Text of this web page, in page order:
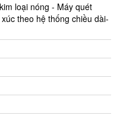
loại nóng - Máy quét
theo hệ thống chiều dài-